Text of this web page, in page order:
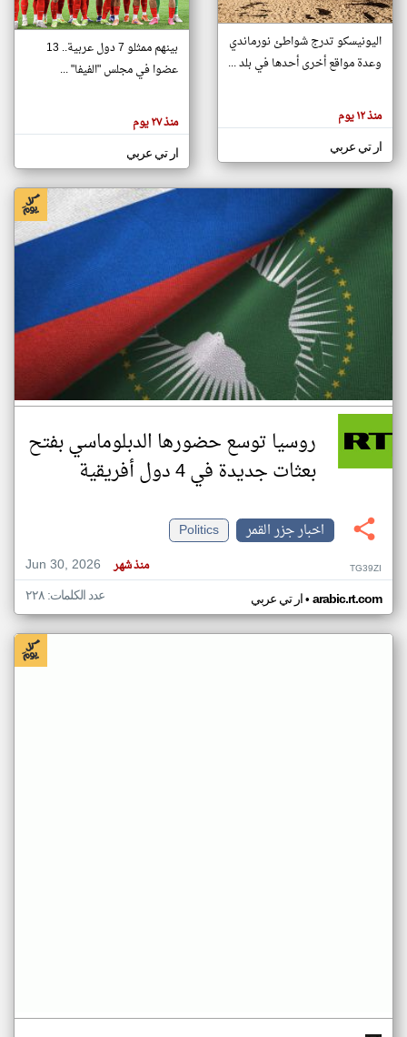
تغيير الدولة
اخبار جزر القمر على مدار الساعة
أهم اخبار جزر القمر العاجلة والمباشرة
هنا عن
وجهة
كاتبيها.
اليونيسكو تدرج شواطئ نورماندي
وعدة مواقع أخرى أحدها في بلد ...
منذ ١٢ يوم
ار تي عربي
بينهم ممثلو 7 دول عربية.. 13
عضوا في مجلس "الفيفا" ...
منذ ٢٧ يوم
ار تي عربي
روسيا توسع حضورها الدبلوماسي بفتح
بعثات جديدة في 4 دول أفريقية
اخبار جزر القمر
Politics
Jun 30, 2026
منذ شهر TG39ZI
ار تي عربي• arabic.rt.com عدد الكلمات: ٢٢٨
klyoum.com